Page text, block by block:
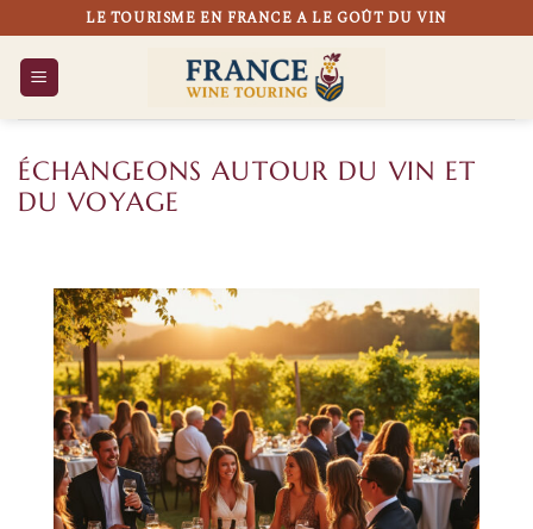
au
contenu
LE TOURISME EN FRANCE A LE GOÛT DU VIN
ÉCHANGEONS AUTOUR DU VIN ET
DU VOYAGE